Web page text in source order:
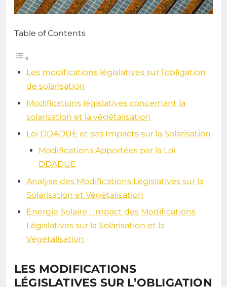
Table of Contents
Les modifications législatives sur l’obligation
de solarisation
Modifications législatives concernant la
solarisation et la végétalisation
Loi DDADUE et ses Impacts sur la Solarisation
Modifications Apportées par la Loi
DDADUE
Analyse des Modifications Législatives sur la
Solarisation et Végétalisation
Énergie Solaire : Impact des Modifications
Législatives sur la Solarisation et la
Végétalisation
LES MODIFICATIONS
LÉGISLATIVES SUR L’OBLIGATION